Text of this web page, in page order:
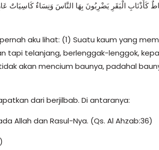
الْبَقَرِ يَضْرِبُونَ بِهَا النَّاسَ وَنِسَاءٌ كَاسِيَاتٌ
aku lihat: (1) Suatu kaum yang
tapi telanjang, berlenggak-lenggok,
akan mencium baunya, padahal
dari berjilbab. Di antaranya:
Allah dan Rasul-Nya. (Qs. Al Ahzab:36)